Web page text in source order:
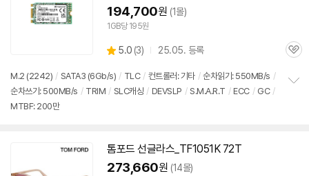
194,700원 (1몰)
1GB당 195원
별
점
5.0 (상
리
뷰
3) 25.05. 등록
관
M.2 (2242) / SATA3 (6Gb/s) / TLC / 컨트롤러: 기타 / 순차읽기: 550MB/s /
순차쓰기: 500MB/s / TRIM / SLC캐싱 / DEVSLP / S.M.A.R.T / ECC / GC /
MTBF: 200만
톰포드 선글라스_TF1051K 72T
273,660원 (14몰)